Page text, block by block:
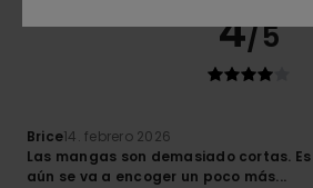
4/5
Brice14. febrero 2026
Las mangas son demasiado cortas.
aún se va a encoger un poco más...